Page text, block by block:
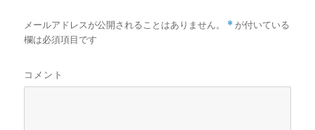
メールアドレスが公開されることはありません。 *が付いている
欄は必須項目です
コメント